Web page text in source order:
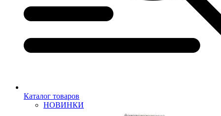
Каталог товаров
НОВИНКИ